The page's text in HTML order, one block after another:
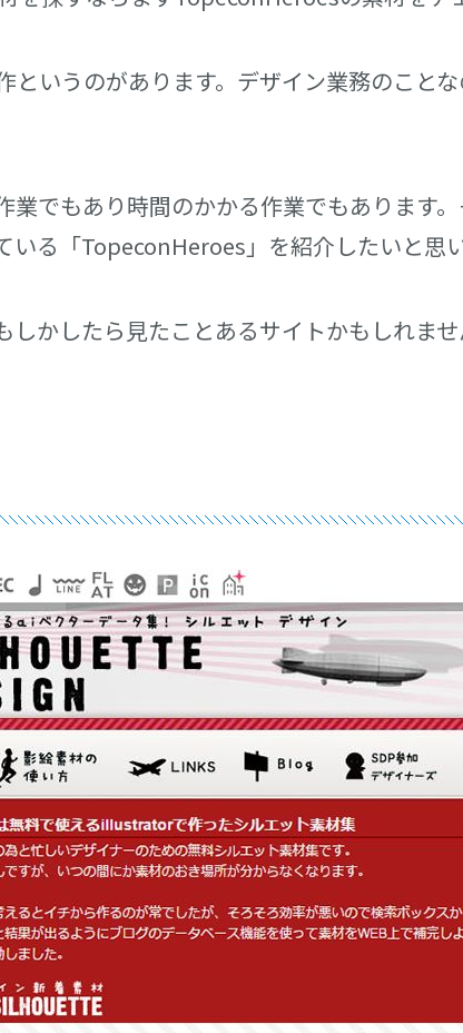
というのがあります。デザイン業務のこと
業でもあり時間のかかる作業でもあります
る「TopeconHeroes」を紹介したいと思い
かしたら見たことあるサイトかもしれませ